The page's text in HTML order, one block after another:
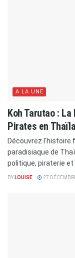
A LA UNE
Koh Tarutao :
Pirates en
Découvrez l'histoire
paradisiaque de
politique, piraterie et
BY LOUISE 27